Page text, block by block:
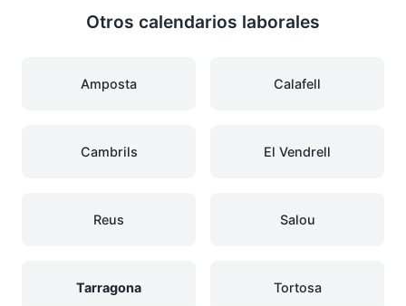
Otros calendarios laborales
Amposta Calafell
Cambrils El Vendrell
Reus Salou
Tarragona Tortosa